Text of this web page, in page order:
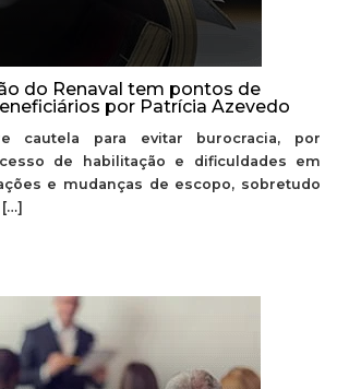
do Renaval tem pontos de
por Patrícia Azevedo
cautela para evitar burocracia, por
de habilitação e dificuldades em
e mudanças de escopo, sobretudo